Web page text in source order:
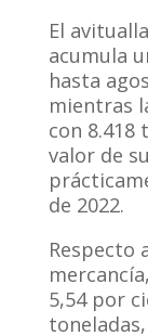
El
acumula
hasta
mientras
con 8.418
valor de
de 2022.
Respecto
5,54 por